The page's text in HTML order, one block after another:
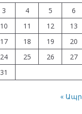
3
4 5 6
10
11 12 13
17
18 19 20
24
25 26 27
31
« Ապր